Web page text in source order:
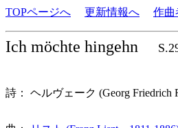
TOPページへ 更新情報へ 作曲
Ich möchte hingehn
詩： ヘルヴェーク (Georg Friedrich